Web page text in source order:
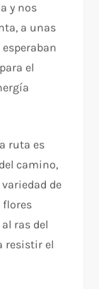
y nos
a unas
el
ruta es
camino,
de
flores
ras del
resistir el